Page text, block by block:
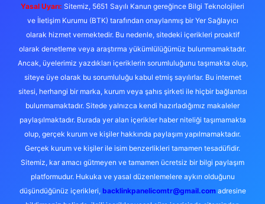
Yasal Uyarı: Sitemiz, 5651 Sayılı Kanun gereğince Bilgi Teknolojileri
ve İletişim Kurumu (BTK) tarafından onaylanmış bir Yer Sağlayıcı
olarak hizmet vermektedir. Bu nedenle, sitedeki içerikleri proaktif
olarak denetleme veya araştırma yükümlülüğümüz bulunmamaktadır.
Ancak, üyelerimiz yazdıkları içeriklerin sorumluluğunu taşımakta olup,
siteye üye olarak bu sorumluluğu kabul etmiş sayılırlar. Bu internet
sitesi, herhangi bir marka, kurum veya şahıs şirketi ile hiçbir bağlantısı
bulunmamaktadır. Sitede yalnızca kendi hazırladığımız makaleler
paylaşılmaktadır. Burada yer alan içerikler haber niteliği taşımamakta
olup, gerçek kurum ve kişiler hakkında paylaşım yapılmamaktadır.
Gerçek kurum ve kişiler ile isim benzerlikleri tamamen tesadüfidir.
Sitemiz, kar amacı gütmeyen ve tamamen ücretsiz bir bilgi paylaşım
platformudur. Hukuka ve yasal düzenlemelere aykırı olduğunu
düşündüğünüz içerikleri, backlinkpanelicomtr@gmail.comadresine